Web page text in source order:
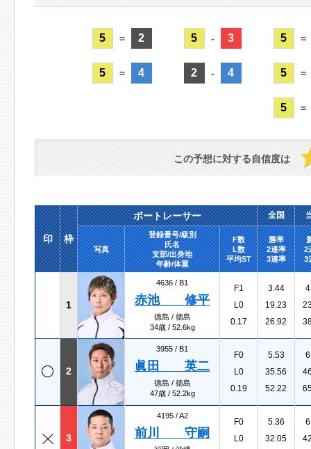
5 = 2
5 = 4
5 - 3
2 - 4
5 =
5 =
5 =
この予想に対する自信度は
印 枠
ボートレーサー 全国
写真
登録番号/級別
氏名
支部/出身地
年齢/体重
F数
L数
平均ST
勝率
2連率
3連率
2
3
1
4636 / B1
赤池 修平
徳島 / 徳島
34歳 / 52.6kg
F1
L0
0.17
3.44
19.23
26.92
2
3955 / B1
眞田 英二
徳島 / 徳島
47歳 / 52.2kg
F0
L0
0.19
5.53
35.56
52.22
3
4195 /A2
前川 守嗣
F0
L0
5.36
32.05